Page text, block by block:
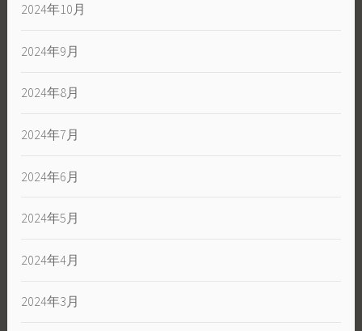
2024年10月
2024年9月
2024年8月
2024年7月
2024年6月
2024年5月
2024年4月
2024年3月